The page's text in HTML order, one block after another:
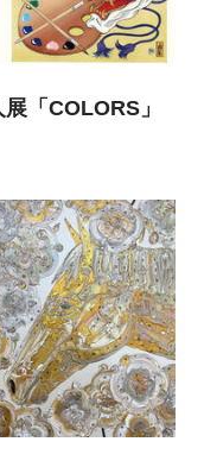
「COLORS」